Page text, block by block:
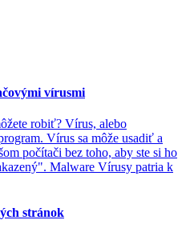
vírusmi
robiť? Vírus, alebo
Vírus sa môže usadiť a
počítači bez toho, aby ste si ho
Malware Vírusy patria k
stránok